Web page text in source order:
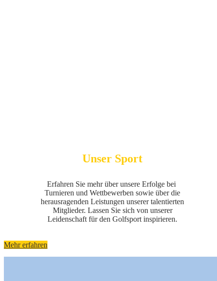
Unser Sport
Erfahren Sie mehr über unsere Erfolge bei
Turnieren und Wettbewerben sowie über die
herausragenden Leistungen unserer talentierten
Mitglieder. Lassen Sie sich von unserer
Leidenschaft für den Golfsport inspirieren.
Mehr erfahren